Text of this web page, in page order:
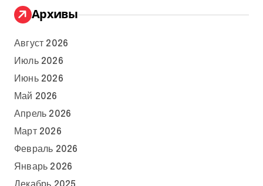
Архивы
Август 2026
Июль 2026
Июнь 2026
Май 2026
Апрель 2026
Март 2026
Февраль 2026
Январь 2026